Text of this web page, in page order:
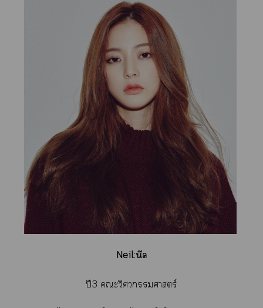
Neil:นีล
ปี3 ะวิศวกรรมศาสตร์